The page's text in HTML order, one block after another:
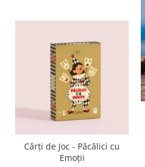
Cărți de Joc - Păcălici cu
Emoții